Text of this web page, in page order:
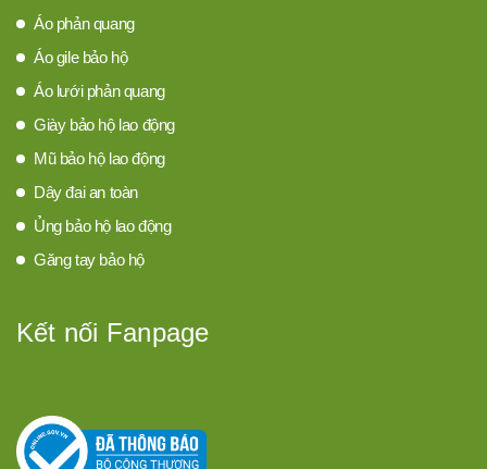
Áo phản quang
Áo gile bảo hộ
Áo lưới phản quang
Giày bảo hộ lao động
Mũ bảo hộ lao động
Dây đai an toàn
Ủng bảo hộ lao động
Găng tay bảo hộ
Kết nối Fanpage